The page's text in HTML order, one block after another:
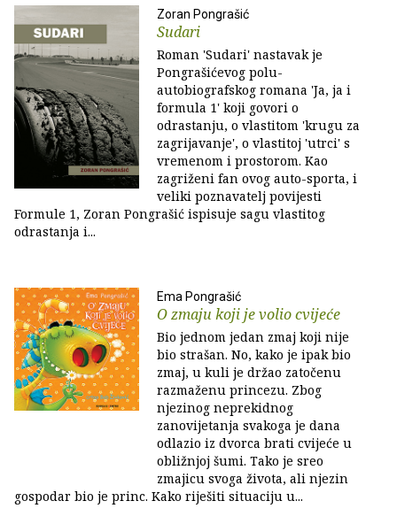
Zoran Pongrašić
Sudari
Roman 'Sudari' nastavak je
Pongrašićevog polu-
autobiografskog romana 'Ja, ja i
formula 1' koji govori o
odrastanju, o vlastitom 'krugu za
zagrijavanje', o vlastitoj 'utrci' s
vremenom i prostorom. Kao
zagriženi fan ovog auto-sporta, i
veliki poznavatelj povijesti
Formule 1, Zoran Pongrašić ispisuje sagu vlastitog
odrastanja i...
Ema Pongrašić
O zmaju koji je volio cvijeće
Bio jednom jedan zmaj koji nije
bio strašan. No, kako je ipak bio
zmaj, u kuli je držao zatočenu
razmaženu princezu. Zbog
njezinog neprekidnog
zanovijetanja svakoga je dana
odlazio iz dvorca brati cvijeće u
obližnjoj šumi. Tako je sreo
zmajicu svoga života, ali njezin
gospodar bio je princ. Kako riješiti situaciju u...